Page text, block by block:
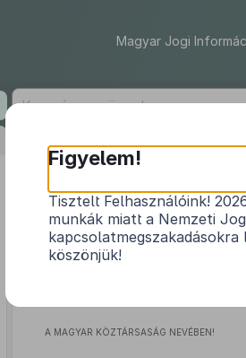
Magyar Jogi
143/
A MAGYAR KÖZTÁRSASÁG NEVÉBEN!
Figyelem!
Tisztelt Felhasználóink!
munkák miatt a Nemzeti
köszönjük!